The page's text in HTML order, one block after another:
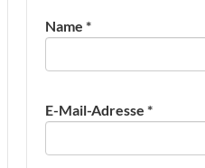
Name *
E-Mail-Adresse *